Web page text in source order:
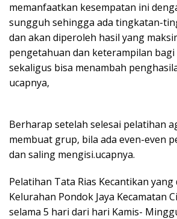
memanfaatkan kesempatan ini
sungguh sehingga ada tingkatan-
dan akan diperoleh hasil yang
pengetahuan dan keterampilan
sekaligus bisa menambah
ucapnya,
Berharap setelah selesai pelatihan
membuat grup, bila ada even-even
dan saling mengisi.ucapnya.
Pelatihan Tata Rias Kecantikan yang
Kelurahan Pondok Jaya Kecamatan
selama 5 hari dari hari Kamis-